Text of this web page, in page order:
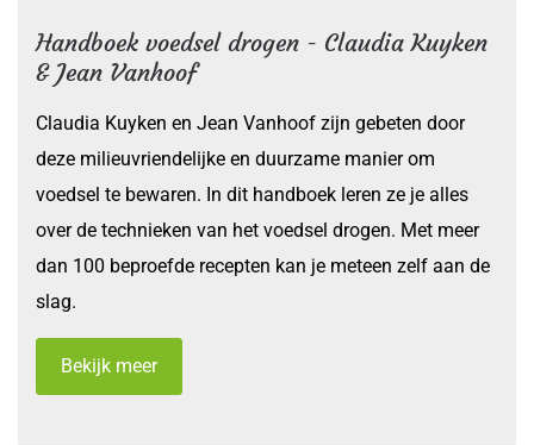
Handboek voedsel drogen - Claudia Kuyken
& Jean Vanhoof
Claudia Kuyken en Jean Vanhoof zijn gebeten door
deze milieuvriendelijke en duurzame manier om
voedsel te bewaren. In dit handboek leren ze je alles
over de technieken van het voedsel drogen. Met meer
dan 100 beproefde recepten kan je meteen zelf aan de
slag.
Bekijk meer